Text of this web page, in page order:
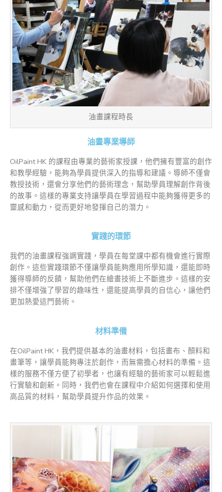
油畫課程時長
油畫專業導師
OilPaint HK 的課程由專業的藝術家授課，他們擁有豐富的創作
和教學經驗，能夠為學員提供深入的指導和建議。導師不僅會
教授技術，還會分享他們的藝術理念，幫助學員理解創作背後
的故事。這樣的專業支持讓學員在學習過程中能夠獲得更多的
靈感和動力，從而更好地發揮自己的潛力。
實踐的環節
我們的油畫課程強調實踐，學員在每堂課中都有機會進行實際
創作。這些實踐環節不僅讓學員能夠應用所學知識，還能即時
獲得導師的反饋，幫助他們在繪畫技術上不斷進步。這樣的安
排不僅增強了學習的趣味性，還能提高學員的自信心，讓他們
更加熱愛這門藝術。
材料準備
在OilPaint HK，我們提供基本的油畫材料，包括畫布、顏料和
畫筆等，讓學員能夠專注於創作，而無需擔心材料的準備。這
樣的服務不僅方便了初學者，也讓有經驗的藝術家可以輕鬆進
行實驗和創新。同時，我們也會在課程中介紹如何選擇和使用
高品質的材料，幫助學員提升作品的效果。